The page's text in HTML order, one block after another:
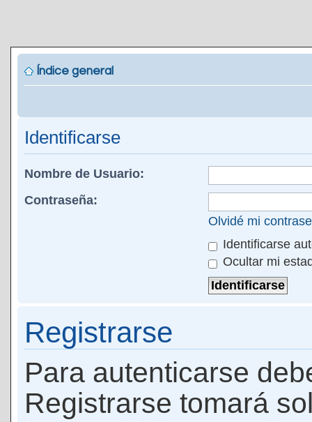
Índice general
Identificarse
Nombre de Usuario:
Contraseña:
Olvidé mi
Identificarse
Ocultar mi
Registrarse
Para autenticarse
Registrarse tomará